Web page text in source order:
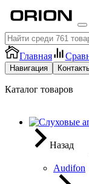
Главная
Навигация
Каталог товаров
Назад
Audifon